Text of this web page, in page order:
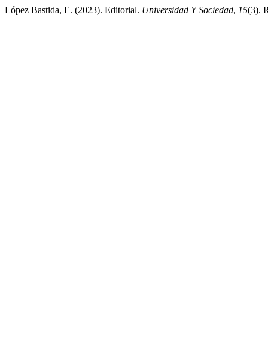
López Bastida, E. (2023). Editorial. Universidad Y Sociedad, 15(3).